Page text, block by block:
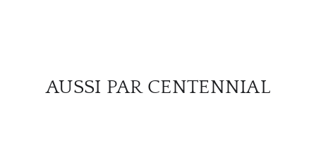
AUSSI PAR CENTENNIAL